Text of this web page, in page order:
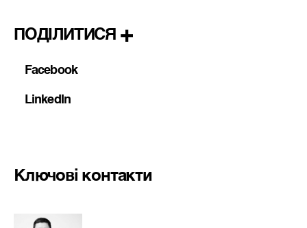
ПОДІЛИТИСЯ
Facebook
LinkedIn
Ключові контакти